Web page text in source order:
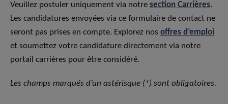
Veuillez postuler uniquement via notre section Carrières.
Les candidatures envoyées via ce formulaire de contact ne
seront pas prises en compte. Explorez nos offres d’emploi
et soumettez votre candidature directement via notre
portail carrières pour être considéré.
Les champs marqués d’un astérisque (*) sont obligatoires.